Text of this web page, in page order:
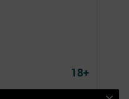
18+